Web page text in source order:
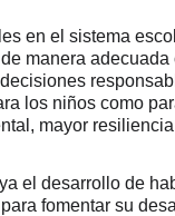
en el sistema
manera
los niños como
mayor
el desarrollo de
fomentar su